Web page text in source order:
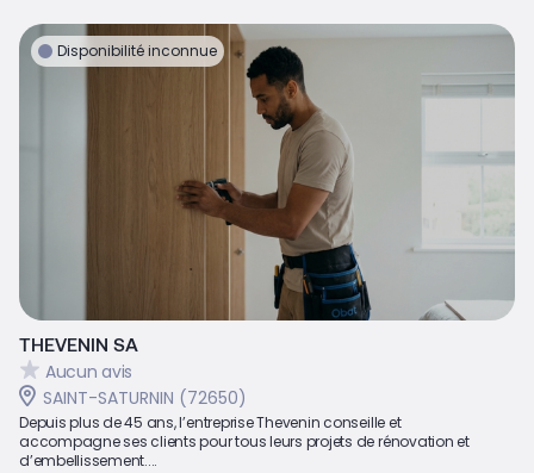
Disponibilité inconnue
THEVENIN SA
Aucun avis
SAINT-SATURNIN (72650)
Depuis plus de 45 ans, l’entreprise Thevenin conseille et
accompagne ses clients pour tous leurs projets de rénovation et
d’embellissement....